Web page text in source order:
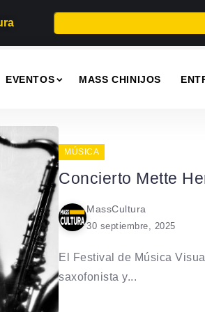
EVENTOS MASS CHINIJOS
MÚSICA
Concierto Mette
MassCultura
30 septiembre, 2025
El Festival de Música
saxofonista y...